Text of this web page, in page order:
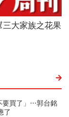
要買了」…郭台銘
了